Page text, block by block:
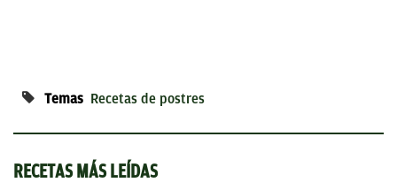
Temas Recetas de postres
RECETAS MÁS LEÍDAS